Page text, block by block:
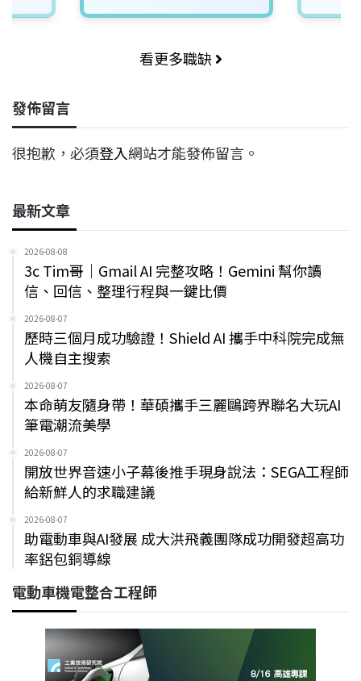
看更多職缺
發佈留言
很抱歉，必須登入網站才能發佈留言。
最新文章
2026-08-08
3c Tim哥｜Gmail AI 完整攻略！Gemini 幫你讀
信、回信、整理行程與一鍵比價
2026-08-07
歷時三個月成功驗證！Shield AI 攜手中科院完成無
人機自主搜索
2026-08-07
本命萌友隨身帶！華碩攜手三麗鷗跨界聯名大玩AI
筆電潮流美學
2026-08-07
開放世界音速小子幕後推手現身說法：SEGA工程師
給新鮮人的求職建議
2026-08-07
助電動車與AI發展 成大洪飛義團隊成功開發超高功
率鋁包銅導線
電動車機電整合工程師